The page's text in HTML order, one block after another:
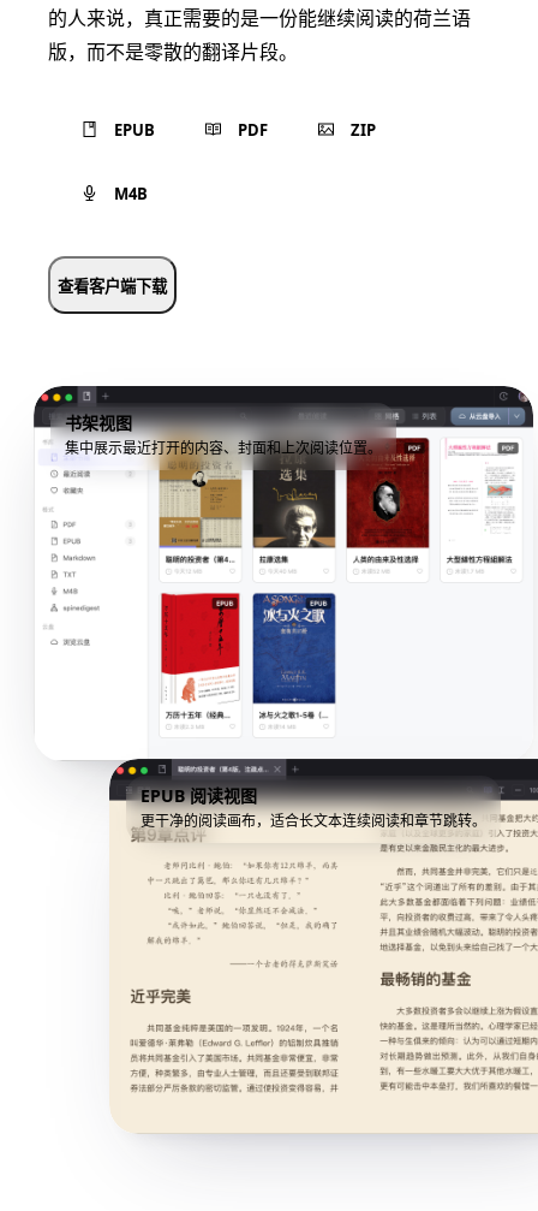
的人来说，真正需要的是一份能继续阅读的荷兰语
版，而不是零散的翻译片段。
EPUB PDF ZIP
M4B
查看客户端下载
书架视图
集中展示最近打开的内容、封面和上次阅读位置。
EPUB 阅读视图
更干净的阅读画布，适合长文本连续阅读和章节跳转。